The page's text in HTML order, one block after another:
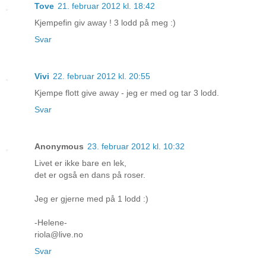
Tove 21. februar 2012 kl. 18:42
Kjempefin giv away ! 3 lodd på meg :)
Svar
Vivi 22. februar 2012 kl. 20:55
Kjempe flott give away - jeg er med og tar 3 lodd.
Svar
Anonymous 23. februar 2012 kl. 10:32
Livet er ikke bare en lek,
det er også en dans på roser.
Jeg er gjerne med på 1 lodd :)
-Helene-
riola@live.no
Svar